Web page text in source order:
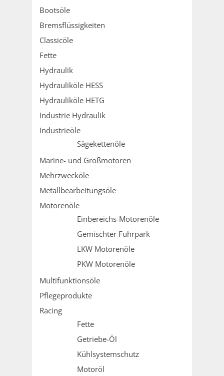
Bootsöle
Bremsflüssigkeiten
Classicöle
Fette
Hydraulik
Hydrauliköle HESS
Hydrauliköle HETG
Industrie Hydraulik
Industrieöle
Sägekettenöle
Marine- und Großmotoren
Mehrzwecköle
Metallbearbeitungsöle
Motorenöle
Einbereichs-Motorenöle
Gemischter Fuhrpark
LKW Motorenöle
PKW Motorenöle
Multifunktionsöle
Pflegeprodukte
Racing
Fette
Getriebe-Öl
Kühlsystemschutz
Motoröl